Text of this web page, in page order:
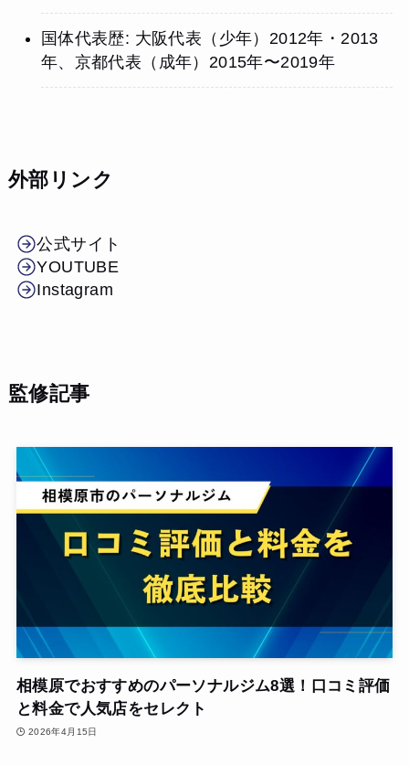
国体代表歴: 大阪代表（少年）2012年・2013
年、京都代表（成年）2015年〜2019年
外部リンク
公式サイト
YOUTUBE
Instagram
監修記事
相模原でおすすめのパーソナルジム8選！口コミ評価
と料金で人気店をセレクト
2026年4月15日